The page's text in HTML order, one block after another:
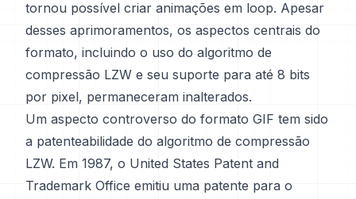
tornou possível criar animações em loop. Apesar
desses aprimoramentos, os aspectos centrais do
formato, incluindo o uso do algoritmo de
compressão LZW e seu suporte para até 8 bits
por pixel, permaneceram inalterados.
Um aspecto controverso do formato GIF tem sido
a patenteabilidade do algoritmo de compressão
LZW. Em 1987, o United States Patent and
Trademark Office emitiu uma patente para o